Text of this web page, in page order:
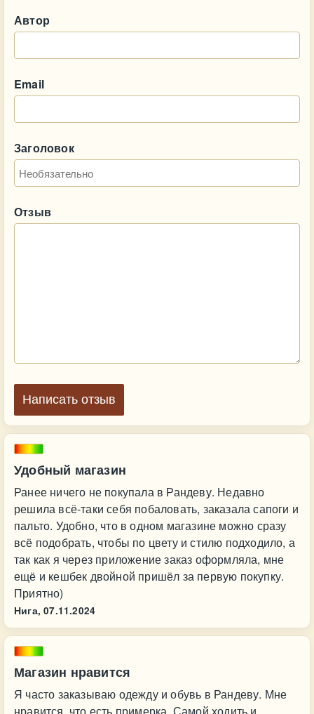
Удобный магазин
Ранее ничего не покупала в Рандеву. Недавно
решила всё-таки себя побаловать, заказала сапоги и
пальто. Удобно, что в одном магазине можно сразу
всё подобрать, чтобы по цвету и стилю подходило, а
так как я через приложение заказ оформляла, мне
ещё и кешбек двойной пришёл за первую покупку.
Приятно)
Нига, 07.11.2024
Магазин нравится
Я часто заказываю одежду и обувь в Рандеву. Мне
Автор
Email
Заголовок
Отзыв
Написать отзыв